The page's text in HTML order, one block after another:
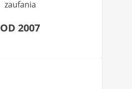
zaufania
OD 2007